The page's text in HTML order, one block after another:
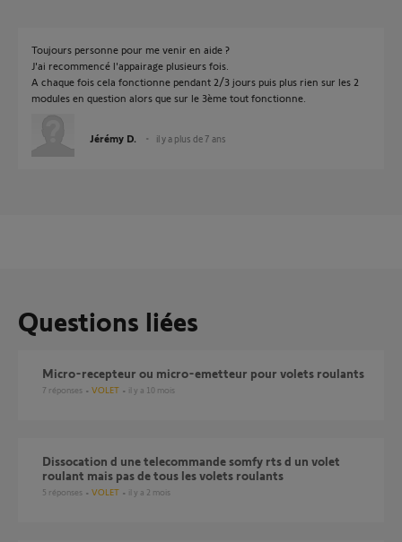
Toujours personne pour me venir en aide ?
J'ai recommencé l'appairage plusieurs fois.
A chaque fois cela fonctionne pendant 2/3 jours puis plus rien sur les 2
modules en question alors que sur le 3ème tout fonctionne.
Jérémy D. il y a plus de 7 ans
Questions liées
Micro-recepteur ou micro-emetteur pour volets roulants
7 réponses VOLET il y a 10 mois
dissocation d une telecommande somfy rts d un volet
roulant mais pas de tous les volets roulants
5 réponses VOLET il y a 2 mois